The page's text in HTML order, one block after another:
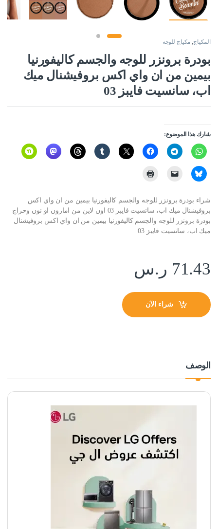
المكياج مكياج للوجه
بودرة برونزر للوجه والجسم كاليفورنيا
بيمين من ان واي اكس بروفيشنال ميك
اب، سانسيت فايبز 03
شارك هذا الموضوع:
شراء بودرة برونزر للوجه والجسم كاليفورنيا بيمين من ان واي اكس
بروفيشنال ميك اب، سانسيت فايبز 03 اون لاين من امازون او نون وحراج
بودرة برونزر للوجه والجسم كاليفورنيا بيمين من ان واي اكس بروفيشنال
ميك اب، سانسيت فايبز 03
71.43 ر.س
شراء الآن
الوصف